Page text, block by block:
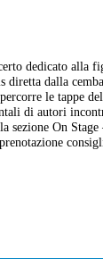
dedicato alla
diretta dalla
le tappe
di autori
On